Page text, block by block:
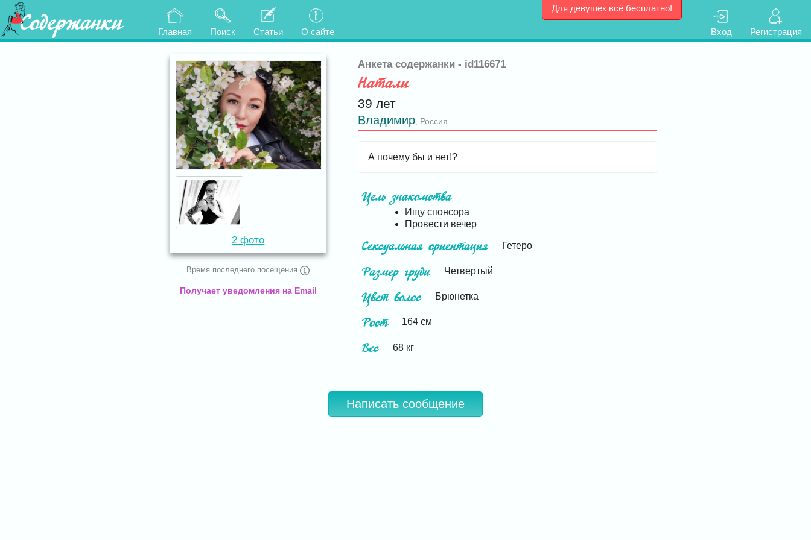
Содержанки Главная Поиск Статьи О сайте Вход Регистрация
Для девушек всё бесплатно!
2 фото
Время последнего посещения
Получает уведомления на Email
Анкета содержанки - id116671
Натали
39 лет
Владимир Россия
А почему бы и нет!?
Цель знакомства
Ищу спонсора
Провести вечер
Сексуальная ориентация Гетеро
Размер груди Четвертый
Цвет волос Брюнетка
Рост 164см
Вес 68кг
Написать сообщение